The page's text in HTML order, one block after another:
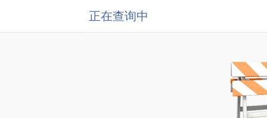
正在查询中